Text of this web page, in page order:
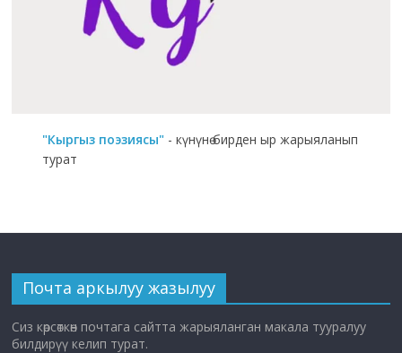
"Кыргыз поэзиясы" - күнүнө бирден ыр жарыяланып
турат
Почта аркылуу жазылуу
Сиз көрсөткөн почтага сайтта жарыяланган макала тууралуу
билдирүү келип турат.